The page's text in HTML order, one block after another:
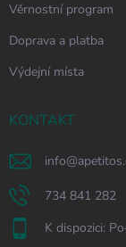
Věrnostní program
Doprava a platba
Výdejní místa
KONTAKT
info@
734 841 282
K dispozici: